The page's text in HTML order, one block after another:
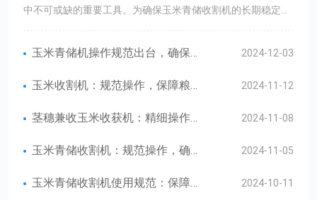
中不可或缺的重要工具。为确保玉米青储收割机的长期稳定运
保养设备，延长使用寿命。玉米青储收割机的保养工作主要包
表面的灰尘和残留物，保持设备的清洁卫生。同时，要定期解
防止灰尘和杂物进入机器内部。传动部分保养：传动部分包括
情况，并及时更换磨损严重的部件。同时，要对传动轴加注新
压系统作为玉米青储收割机的重要组成部分，其保养工作至关
玉米青储机操作规范出台，确保有效安全收割 2024-12-03
玉米收割机：规范操作，保障粮食安全 2024-11-12
茎穗兼收玉米收获机：精细操作，提升收获效率 2024-11-08
玉米青储收割机：规范操作，确保安全 2024-11-05
玉米青储收割机使用规范：保障农业安全生产 2024-10-11